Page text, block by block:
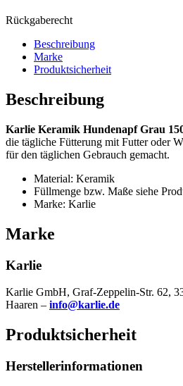
Rückgaberecht
Beschreibung
Marke
Produktsicherheit
Beschreibung
Karlie Keramik Hundenapf Grau
die tägliche Fütterung mit Futter oder
für den täglichen Gebrauch gemacht.
Material: Keramik
Füllmenge bzw. Maße siehe
Marke: Karlie
Marke
Karlie
Karlie GmbH, Graf-Zeppelin-Str. 62,
Haaren – info@karlie.de
Produktsicherheit
Herstellerinformationen